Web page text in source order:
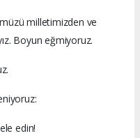
milletimizden ve
Boyun eğmiyoruz.
edin!